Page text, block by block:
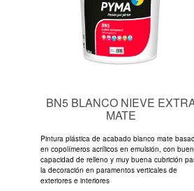
BN5 BLANCO NIEVE
MATE
Pintura plástica de acabado blanco mate
en copolímeros acrílicos en emulsión, con
capacidad de relleno y muy buena cubrición
la decoración en paramentos verticales de
exteriores e interiores